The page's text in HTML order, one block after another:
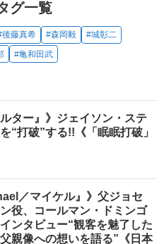
グ一覧
後藤真希 #森岡毅
#城彰二
#亀和田武
ルター』》ジェイソン・ステ
“打破”する!!《「眠眠打破」
／マイケル』》父ジョセ
役、コールマン・ドミンゴ
ンタビュー“観客を魅了した
親像への想いを語る”《日本